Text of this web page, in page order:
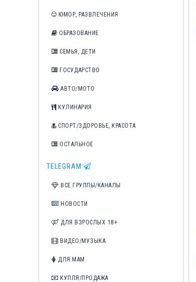
ЮМОР, РАЗВЛЕЧЕНИЯ
ОБРАЗОВАНИЕ
СЕМЬЯ, ДЕТИ
ГОСУДАРСТВО
АВТО/МОТО
КУЛИНАРИЯ
СПОРТ/ЗДОРОВЬЕ, КРАСОТА
ОСТАЛЬНОЕ
TELEGRAM
ВСЕ ГРУППЫ/КАНАЛЫ
НОВОСТИ
ДЛЯ ВЗРОСЛЫХ 18+
ВИДЕО/МУЗЫКА
ДЛЯ МАМ
КУПЛЯ/ПРОДАЖА